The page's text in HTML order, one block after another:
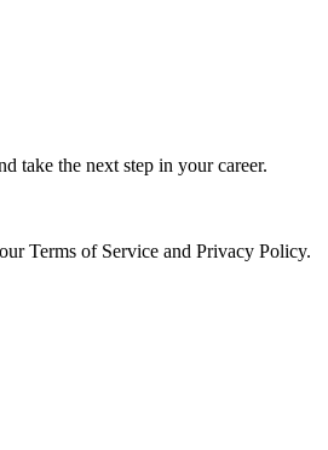
take the next step in your career.
Terms of Service and Privacy Policy.